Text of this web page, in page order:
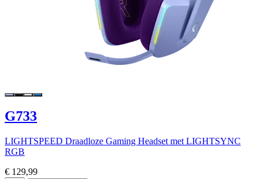
G733
LIGHTSPEED Draadloze Gaming Headset met LIGHTSYNC
RGB
€ 129,99